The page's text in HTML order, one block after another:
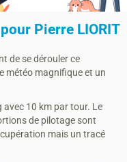
Pierre LIORIT
de se dérouler ce
météo magnifique et un
avec 10 km par tour. Le
de pilotage sont
mais un tracé